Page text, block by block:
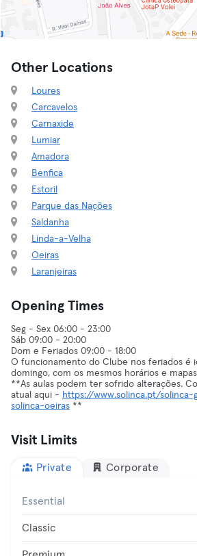
Other Locations
Loures
Carcavelos
Carnaxide
Lumiar
Amadora
Benfica
Estoril
Parque das Nações
Saldanha
Linda-a-Velha
Oeiras
Laranjeiras
Opening Times
Seg - Sex 06:00 - 23:00
Sáb 09:00 - 20:00
Dom e Feriados 09:00 - 18:00
O funcionamento do Clube nos feriados é
domingo, com os mesmos horários e
**As aulas podem ter sofrido alterações.
atual aqui - https://www.solinca.pt/solinca-
solinca-oeiras **
Visit Limits
Private Corporate
Essential
Classic